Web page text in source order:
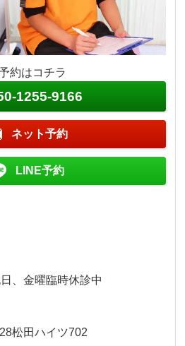
約はコチラ
1255-9166
ネット予約
LINE予約
、金曜臨時休診中
松田ハイツ702